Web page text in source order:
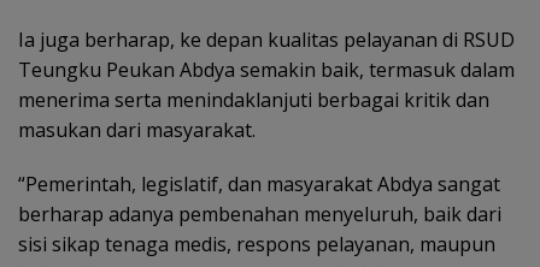
Ia juga berharap, ke depan kualitas pelayanan di RSUD
Teungku Peukan Abdya semakin baik, termasuk dalam
menerima serta menindaklanjuti berbagai kritik dan
masukan dari masyarakat.
“Pemerintah, legislatif, dan masyarakat Abdya sangat
berharap adanya pembenahan menyeluruh, baik dari
sisi sikap tenaga medis, respons pelayanan, maupun